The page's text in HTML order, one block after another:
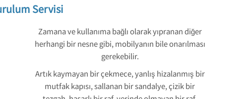
Servisi
Zamana ve kullanıma bağlı olarak yıpranan diğer
herhangi bir nesne gibi, mobilyanın bile onarılması
gerekebilir.
Artık kaymayan bir çekmece, yanlış hizalanmış bir
mutfak kapısı, sallanan bir sandalye, çizik bir